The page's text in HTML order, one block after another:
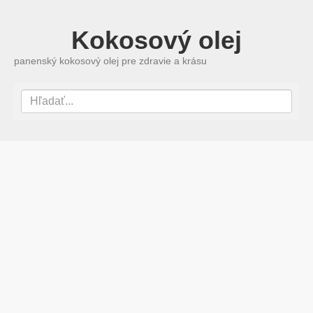
Kokosový olej
panenský kokosový olej pre zdravie a krásu